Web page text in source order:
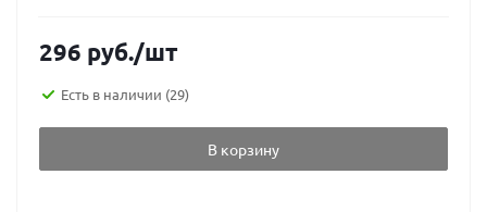
296 руб./шт
Есть в наличии (29)
В корзину